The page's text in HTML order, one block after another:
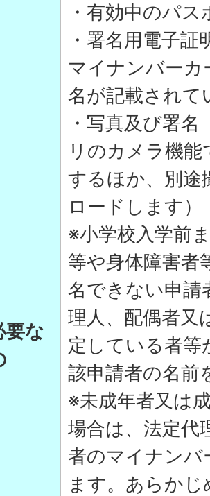
要な
・有効中のパス
・署名用電子
マイナンバーカ
名が記載されて
・写真及び署
リのカメラ機
するほか、別途
ロードします）
※小学校入学前
等や身体障害者
名できない申請
理人、配偶者又
定している者等
該申請者の名前
※未成年者又は
場合は、法定代
者のマイナンバ
ます。あらか